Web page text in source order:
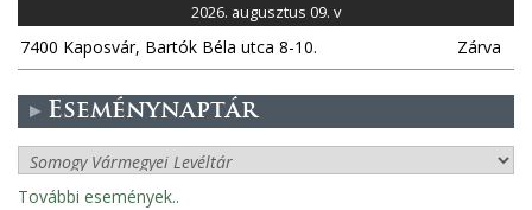
2026. augusztus 09. v
7400 Kaposvár, Bartók Béla utca 8-10. Zárva
Eseménynaptár
További események..